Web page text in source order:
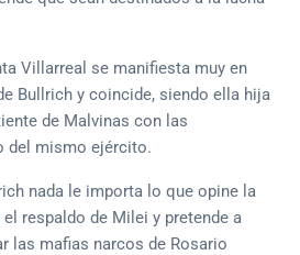
Villarreal se manifiesta muy en
Bullrich y coincide, siendo ella hija
de Malvinas con las
del mismo ejército.
nada le importa lo que opine la
respaldo de Milei y pretende a
las mafias narcos de Rosario